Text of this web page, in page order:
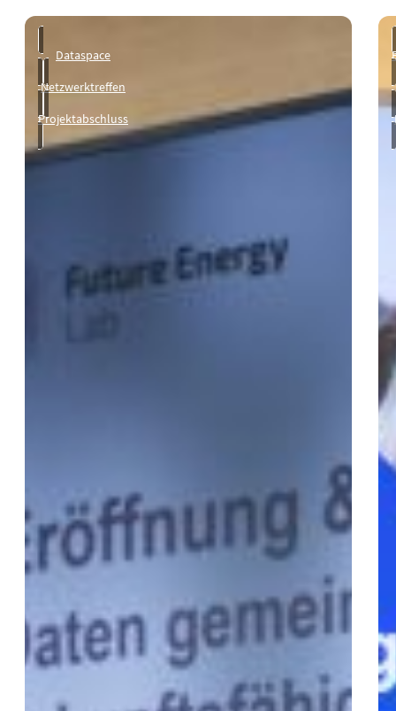
Dataspace
Netzwerktreffen
Projektabschluss